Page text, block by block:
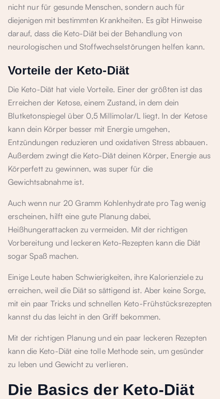
nicht nur für gesunde Menschen, sondern auch für
diejenigen mit bestimmten Krankheiten. Es gibt Hinweise
darauf, dass die Keto-Diät bei der Behandlung von
neurologischen und Stoffwechselstörungen helfen kann.
Vorteile der Keto-Diät
Die Keto-Diät hat viele Vorteile. Einer der größten ist das
Erreichen der Ketose, einem Zustand, in dem dein
Blutketonspiegel über 0,5 Millimolar/L liegt. In der Ketose
kann dein Körper besser mit Energie umgehen,
Entzündungen reduzieren und oxidativen Stress abbauen.
Außerdem zwingt die Keto-Diät deinen Körper, Energie aus
Körperfett zu gewinnen, was super für die
Gewichtsabnahme ist.
Auch wenn nur 20 Gramm Kohlenhydrate pro Tag wenig
erscheinen, hilft eine gute Planung dabei,
Heißhungerattacken zu vermeiden. Mit der richtigen
Vorbereitung und leckeren Keto-Rezepten kann die Diät
sogar Spaß machen.
Einige Leute haben Schwierigkeiten, ihre Kalorienziele zu
erreichen, weil die Diät so sättigend ist. Aber keine Sorge,
mit ein paar Tricks und schnellen Keto-Frühstücksrezepten
kannst du das leicht in den Griff bekommen.
Mit der richtigen Planung und ein paar leckeren Rezepten
kann die Keto-Diät eine tolle Methode sein, um gesünder
zu leben und Gewicht zu verlieren.
Die Basics der Keto-Diät